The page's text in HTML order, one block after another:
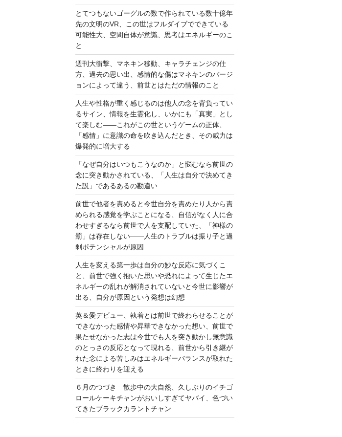
とてつもないゴーグルの数で作られている数十億年
先の文明のVR、この世はフルダイブでできている
可能性大、空間自体が意識、思考はエネルギーのこ
と
週刊大衝撃、マネキン移動、キャラチェンジの仕
方、過去の思い出、感情的な傷はマネキンのバージ
ョンによって違う、前世とはただの情報のこと
人生や性格が重く感じるのは他人の念を背負ってい
るサイン、情報を生霊化し、いかにも「真実」とし
て楽しむ――これがこの世というゲームの正体、
「感情」に意識の命を吹き込んだとき、その威力は
爆発的に増大する
「なぜ自分はいつもこうなのか」と悩むなら前世の
念に突き動かされている、「人生は自分で決めてき
た説」であるあるの勘違い
前世で他者を責めると今世自分を責めたり人から責
められる感覚を学ぶことになる、自信がなく人に合
わせすぎるなら前世で人を支配していた、「神様の
罰」は存在しない――人生のトラブルは振り子と過
剰ポテンシャルが原因
人生を変える第一歩は自分の妙な反応に気づくこ
と、前世で強く抱いた思いや恐れによって生じたエ
ネルギーの乱れが解消されていないと今世に影響が
出る、自分が原因という発想は幻想
英＆愛デビュー、執着とは前世で終わらせることが
できなかった感情や昇華できなかった想い、前世で
果たせなかった志は今世でも人を突き動かし無意識
のとっさの反応となって現れる、前世から引き継が
れた念による苦しみはエネルギーバランスが取れた
ときに終わりを迎える
６月のつづき 散歩中の大自然、久しぶりのイチゴ
ロールケーキチャンがおいしすぎてヤバイ、色づい
てきたブラックカラントチャン